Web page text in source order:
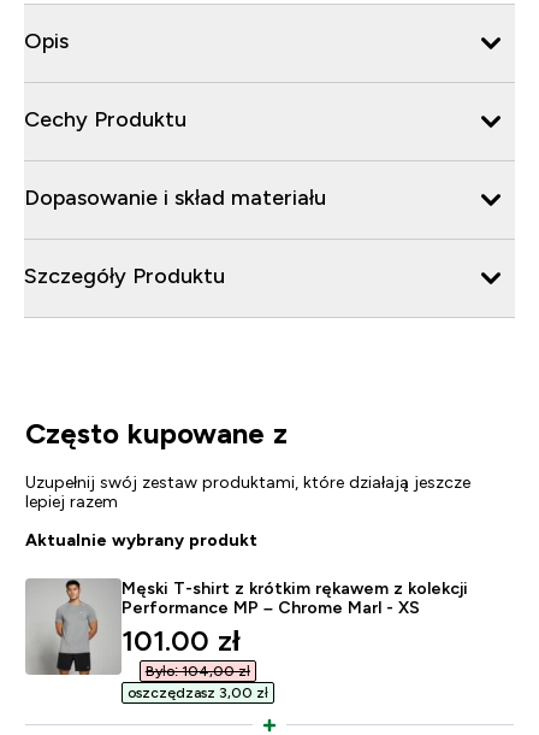
Opis
Cechy Produktu
Dopasowanie i skład materiału
Szczegóły Produktu
Często kupowane z
Uzupełnij swój zestaw produktami, które działają jeszcze
lepiej razem
Aktualnie wybrany produkt
Męski T-shirt z krótkim rękawem z kolekcji
Performance MP – Chrome Marl - XS
discounted price
101.00 zł‎
Było: 104,00 zł‎
oszczędzasz 3,00 zł‎